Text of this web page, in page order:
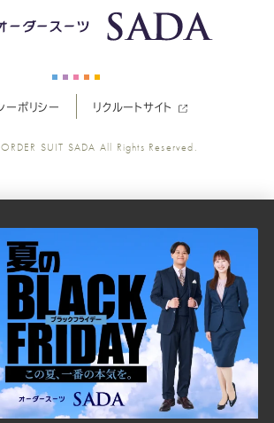
ス
ツ
の
公
式
Youtube
ス
ー
の
公
式
Facebook
ス
ー
ツ
の
公
式
Twitter
ス
ツ
の
公
式
ス
ツ
の
公
式
LINE
ーポリシー リクルートサイト
ORDER SUIT SADA All Rights Reserved.